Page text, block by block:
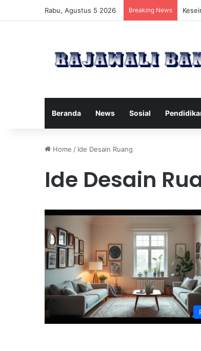
Rabu, Agustus 5 2026 Breaking News
Beranda News Sosial
Home / Ide Desain Ruang
Ide Desain